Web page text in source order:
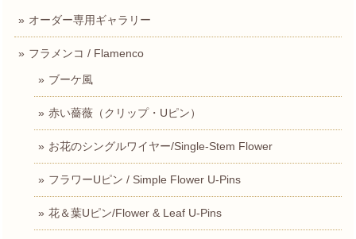
オーダー専用ギャラリー
フラメンコ / Flamenco
ブーケ風
赤い薔薇（クリップ・Uピン）
お花のシングルワイヤー/Single-Stem Flower
フラワーUピン / Simple Flower U-Pins
花＆葉Uピン/Flower & Leaf U-Pins